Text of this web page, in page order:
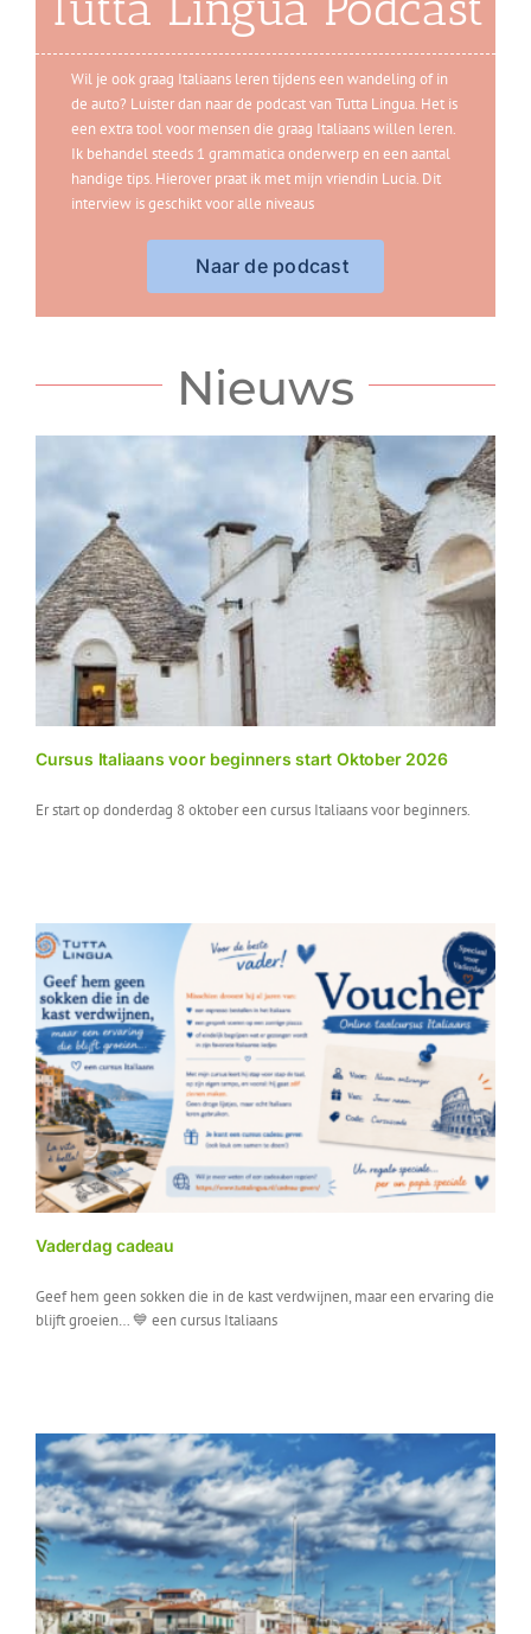
Wil je ook graag Italiaans leren tijdens een wandeling of in
de auto? Luister dan naar de podcast van Tutta Lingua. Het is
een extra tool voor mensen die graag Italiaans willen leren.
Ik behandel steeds 1 grammatica onderwerp en een aantal
handige tips. Hierover praat ik met mijn vriendin Lucia. Dit
interview is geschikt voor alle niveaus
Naar de podcast
Nieuws
Cursus Italiaans voor beginners start Oktober 2026
Er start op donderdag 8 oktober een cursus Italiaans voor beginners.
Vaderdag cadeau
Geef hem geen sokken die in de kast verdwijnen, maar een ervaring die
blijft groeien… 💙 een cursus Italiaans